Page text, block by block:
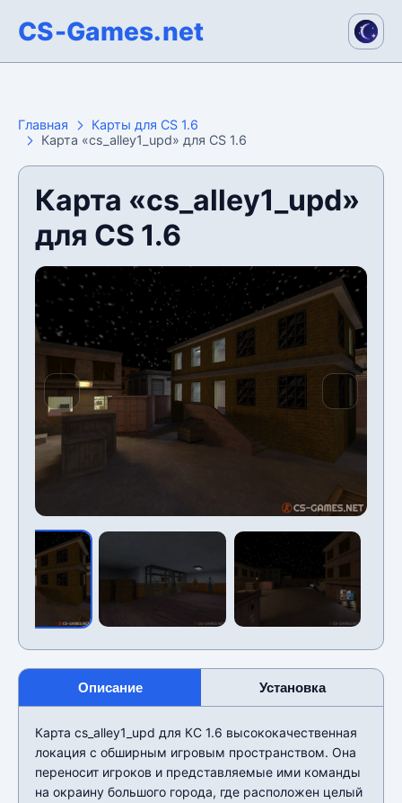
CS-Games.net
Главная
Карты для CS 1.6
Карта «cs_alley1_upd» для CS 1.6
Карта «cs_alley1_upd»
для CS 1.6
Описание Установка
Карта cs_alley1_upd для КС 1.6 высококачественная
локация с обширным игровым пространством. Она
переносит игроков и представляемые ими команды
на окраину большого города, где расположен целый